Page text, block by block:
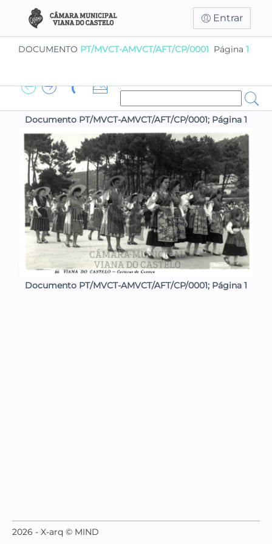
Entrar
DOCUMENTO PT/MVCT-AMVCT/AFT/CP/0001 Página 1
Documento PT/MVCT-AMVCT/AFT/CP/0001; Página 1
Documento PT/MVCT-AMVCT/AFT/CP/0001; Página 1
2026 - X-arq © MIND